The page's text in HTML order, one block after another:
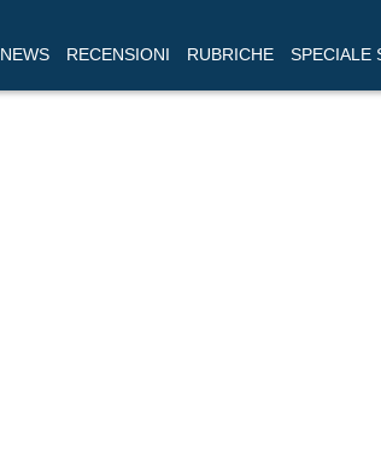
NEWS RECENSIONI RUBRICHE SPECIALE